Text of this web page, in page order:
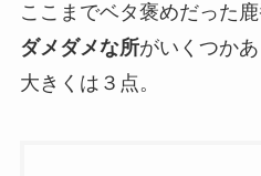
ここまでベタ褒めだった鹿
ダメダメな所がいくつかあ
大きくは３点。